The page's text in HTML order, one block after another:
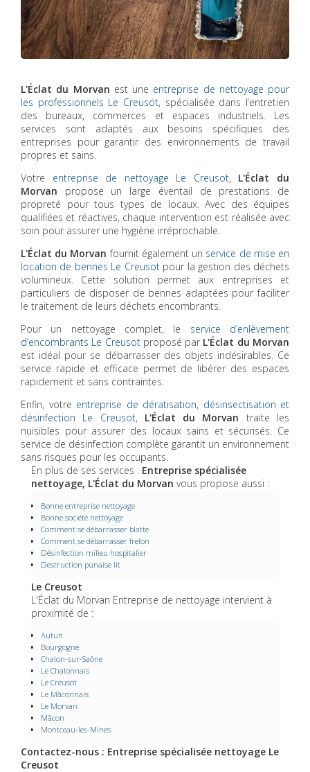
L'Éclat du Morvan est une entreprise de nettoyage pour
les professionnels Le Creusot, spécialisée dans l’entretien
des bureaux, commerces et espaces industriels. Les
services sont adaptés aux besoins spécifiques des
entreprises pour garantir des environnements de travail
propres et sains.
Votre entreprise de nettoyage Le Creusot, L'Éclat du
Morvan propose un large éventail de prestations de
propreté pour tous types de locaux. Avec des équipes
qualifiées et réactives, chaque intervention est réalisée avec
soin pour assurer une hygiène irréprochable.
L'Éclat du Morvan fournit également un service de mise en
location de bennes Le Creusotpour la gestion des déchets
volumineux. Cette solution permet aux entreprises et
particuliers de disposer de bennes adaptées pour faciliter
le traitement de leurs déchets encombrants.
Pour un nettoyage complet, le service d’enlèvement
d’encombrants Le Creusotproposé par L'Éclat du Morvan
est idéal pour se débarrasser des objets indésirables. Ce
service rapide et efficace permet de libérer des espaces
rapidement et sans contraintes.
Enfin, votre entreprise de dératisation, désinsectisation et
désinfection Le Creusot, L'Éclat du Morvan traite les
nuisibles pour assurer des locaux sains et sécurisés. Ce
service de désinfection complète garantit un environnement
sans risques pour les occupants.
En plus de ses services : Entreprise spécialisée
nettoyage, L'Éclat du Morvan vous propose aussi :
Bonne entreprise nettoyage
Bonne société nettoyage
Comment se débarrasser blatte
Comment se débarrasser frelon
Désinfection milieu hospitalier
Destruction punaise lit
Le Creusot
L'Éclat du Morvan Entreprise de nettoyage intervient à
proximité de :
Autun
Bourgogne
Chalon-sur-Saône
Le Chalonnais
Le Creusot
Le Mâconnais
Le Morvan
Mâcon
Montceau-les-Mines
Contactez-nous : Entreprise spécialisée nettoyage Le
Creusot